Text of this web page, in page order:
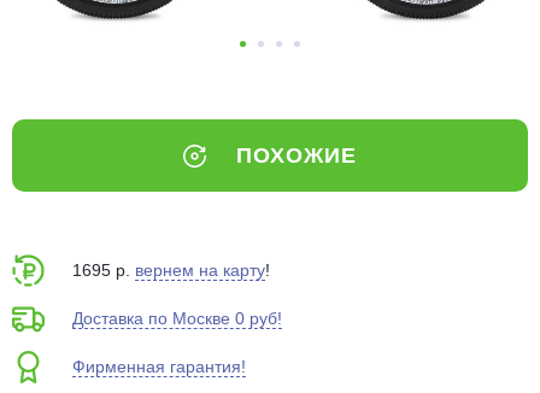
ПОХОЖИЕ
1695 р. вернем на карту!
Доставка по Москве 0 руб!
Фирменная гарантия!
25% картой любого банка
выбранный способом
Оставшиеся75% будут
Подробнее